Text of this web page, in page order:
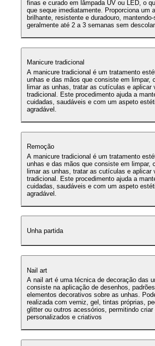
finas e curado em lâmpada UV ou LED, o
que seque imediatamente. Proporciona um
brilhante, resistente e duradouro, mantendo-
geralmente até 2 a 3 semanas sem
Manicure tradicional
A manicure tradicional é um tratamento
unhas e das mãos que consiste em limpar,
limar as unhas, tratar as cutículas e aplicar
tradicional. Este procedimento ajuda a
cuidadas, saudáveis e com um aspeto
agradável.
Remoção
A manicure tradicional é um tratamento
unhas e das mãos que consiste em limpar,
limar as unhas, tratar as cutículas e aplicar
tradicional. Este procedimento ajuda a
cuidadas, saudáveis e com um aspeto
agradável.
Unha partida
Nail art
A nail art é uma técnica de decoração das
consiste na aplicação de desenhos,
elementos decorativos sobre as unhas.
realizada com verniz, gel, tintas próprias,
glitter ou outros acessórios, permitindo criar
personalizados e criativos